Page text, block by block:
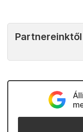
Partnereinktől